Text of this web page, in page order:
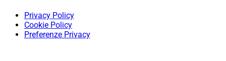
Privacy Policy
Cookie Policy
Preferenze Privacy